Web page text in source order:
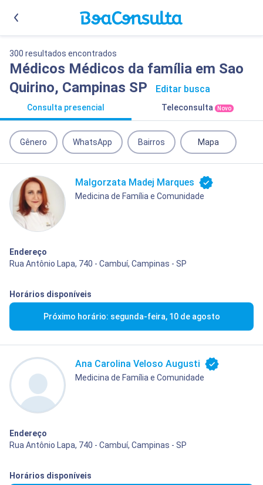
300 resultados encontrados
Médicos Médicos da família em Sao
Quirino, Campinas SP
Editar busca
Consulta presencial Teleconsulta Novo
Gênero WhatsApp Bairros Mapa
Malgorzata Madej Marques
Medicina de Família e Comunidade
Endereço
Rua Antônio Lapa, 740 - Cambuí, Campinas - SP
Horários disponíveis
Próximo horário: segunda-feira, 10 de agosto
Ana Carolina Veloso Augusti
Medicina de Família e Comunidade
Endereço
Rua Antônio Lapa, 740 - Cambuí, Campinas - SP
Horários disponíveis